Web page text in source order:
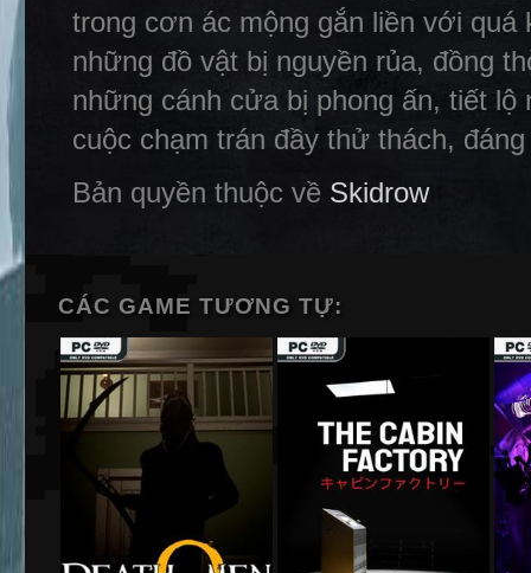
trong cơn ác mộng gắn liền với
những đồ vật bị nguyền rủa, đồng
những cánh cửa bị phong ấn, tiết
cuộc chạm trán đầy thử thách,
Bản quyền thuộc về Skidrow
CÁC GAME TƯƠNG TỰ: